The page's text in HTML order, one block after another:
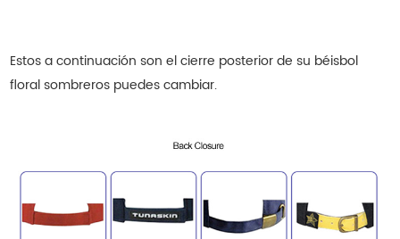
Estos a continuación son el cierre posterior de su béisbol
floralsombreros puedes cambiar.